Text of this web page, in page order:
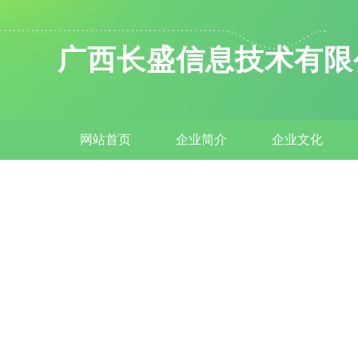
广西长盛信息技术有
网站首页 企业简介 企业文化